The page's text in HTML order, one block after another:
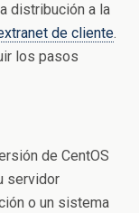
distribución a la
de cliente.
los pasos
de CentOS
servidor
o un sistema